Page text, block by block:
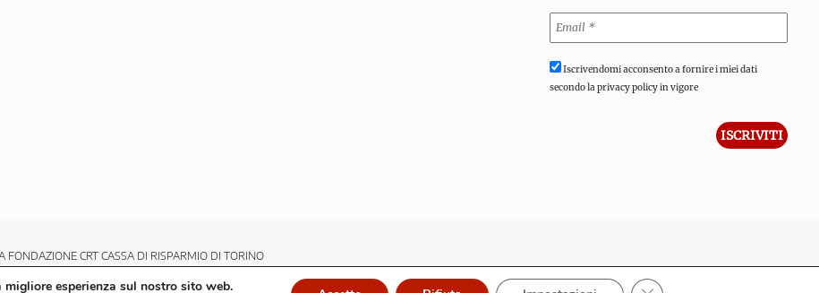
Iscrivendomi acconsento a fornire i miei dati
secondo la privacy policy in vigore
CRT CASSA DI RISPARMIO DI TORINO
esperienza sul nostro sito web. Close GDPR Cookie Banner